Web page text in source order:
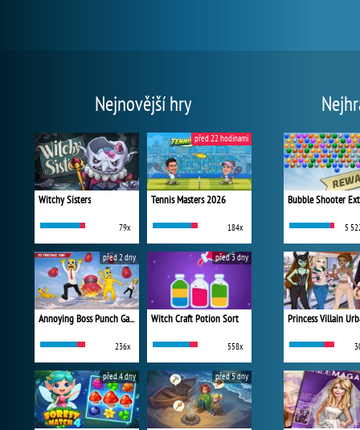
Nejnovější hry
Witchy Sisters
79x
Tennis Masters 2026
184x
před 22 hodinami
Annoying Boss Punch Game
236x
před 2 dny
Witch Craft Potion Sort
558x
před 3 dny
před 4 dny před 5 dny
Bubble Shooter
5